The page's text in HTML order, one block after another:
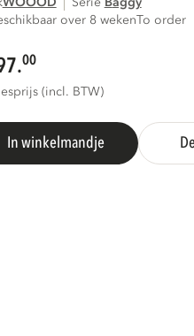
over 8 wekenTo order
00
(incl. BTW)
In winkelmandje